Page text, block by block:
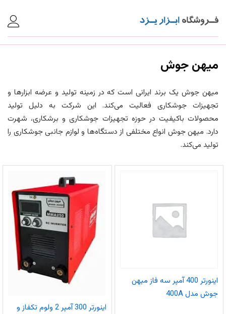
میهن جوش
میهن جوش یک برند ایرانی است که در زمینه تولید و عرضه ابزارها و
تجهیزات جوشکاری فعالیت می‌کند. این شرکت به دلیل تولید
محصولات باکیفیت در حوزه تجهیزات جوشکاری و برشکاری، شهرت
دارد. میهن جوش انواع مختلفی از دستگاه‌ها و لوازم جانبی جوشکاری را
تولید می‌کند.
اینورتر 400 آمپر سه فاز میهن
جوش مدل 400A
اینورتر 300 آمپر 2 ولوم تکفاز و